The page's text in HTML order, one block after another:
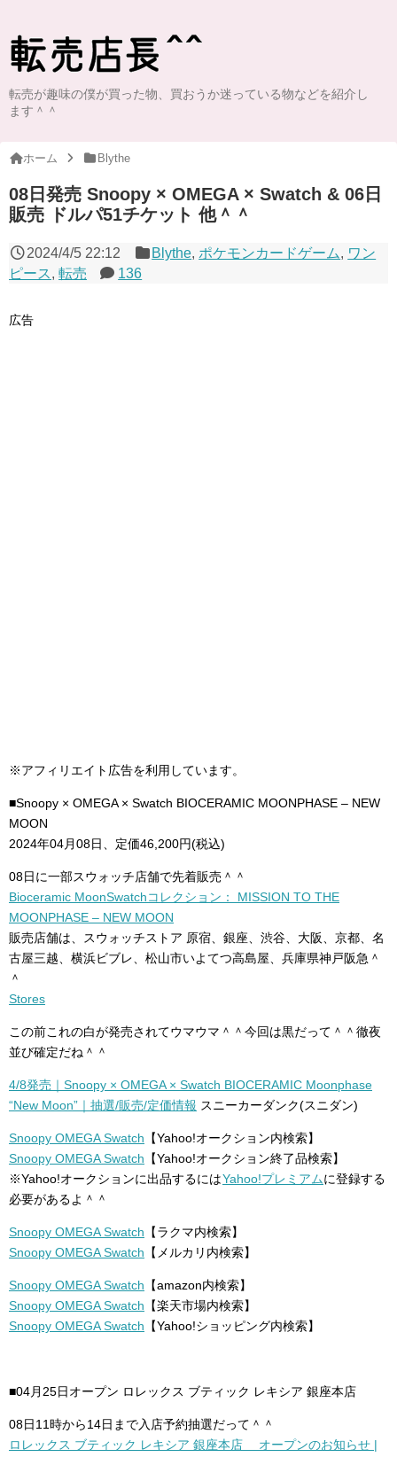
転売が趣味の僕が買った物、買おうか迷っている物などを紹介し
ます＾＾
ホーム Blythe
08日発売 Snoopy × OMEGA × Swatch & 06日
販売 ドルパ51チケット 他＾＾
2024/4/5 22:12 Blythe, ポケモンカードゲーム, ワン
ピース, 転売 136
広告
※アフィリエイト広告を利用しています。
■Snoopy × OMEGA × Swatch BIOCERAMIC MOONPHASE – NEW
MOON
2024年04月08日、定価46,200円(税込)
08日に一部スウォッチ店舗で先着販売＾＾
Bioceramic MoonSwatchコレクション： MISSION TO THE
MOONPHASE – NEW MOON
販売店舗は、スウォッチストア 原宿、銀座、渋谷、大阪、京都、名
古屋三越、横浜ビブレ、松山市いよてつ高島屋、兵庫県神戸阪急＾
＾
Stores
この前これの白が発売されてウマウマ＾＾今回は黒だって＾＾徹夜
並び確定だね＾＾
4/8発売｜Snoopy × OMEGA × Swatch BIOCERAMIC Moonphase
“New Moon”｜抽選/販売/定価情報 スニーカーダンク(スニダン)
Snoopy OMEGA Swatch 【Yahoo!オークション内検索】
Snoopy OMEGA Swatch 【Yahoo!オークション終了品検索】
※Yahoo!オークションに出品するにはYahoo!プレミアムに登録する
必要があるよ＾＾
Snoopy OMEGA Swatch 【ラクマ内検索】
Snoopy OMEGA Swatch 【メルカリ内検索】
Snoopy OMEGA Swatch 【amazon内検索】
Snoopy OMEGA Swatch 【楽天市場内検索】
Snoopy OMEGA Swatch 【Yahoo!ショッピング内検索】
■04月25日オープン ロレックス ブティック レキシア 銀座本店
08日11時から14日まで入店予約抽選だって＾＾
ロレックス ブティック レキシア 銀座本店 オープンのお知らせ |